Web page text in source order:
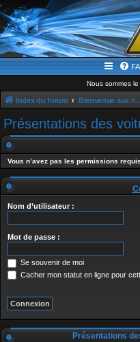
Nous sommes
Index du forum Bienvenue aux
Présentations des
Vous n’avez pas les permissions
Nom d’utilisateur :
Mot de passe :
Se souvenir de moi
Cacher mon statut en ligne pour
Présentations